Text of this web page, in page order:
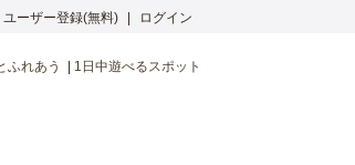
ユーザー登録(無料) ログイン
ふれあう 1日中遊べるスポット